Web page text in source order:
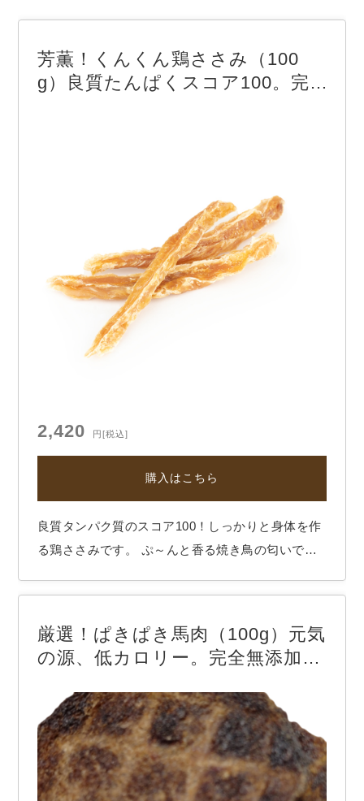
芳薫！くんくん鶏ささみ（100
g）良質たんぱくスコア100。完
2,420 円[税込]
購入はこちら
良質タンパク質のスコア100！しっかりと身体を作
る鶏ささみです。 ぷ～んと香る焼き鳥の匂いでお
揚げも！家族も大好きな鶏肉を、愛犬には食べやす
美味しくて脂肪分が少なく低カロリーで、高タン…
厳選！ぱきぱき馬肉（100g）元気
の源、低カロリー。完全無添加、